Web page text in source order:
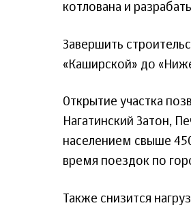
котлована и
Завершить
«Каширской» до
Открытие участка
Нагатинский Затон,
населением свыше
время поездок по
Также снизится